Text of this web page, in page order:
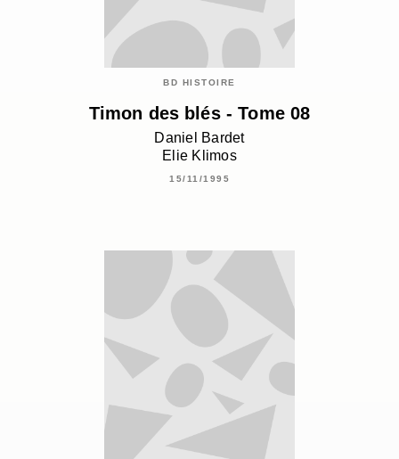
BD HISTOIRE
Timon des blés - Tome 08
Daniel Bardet
Elie Klimos
15/11/1995